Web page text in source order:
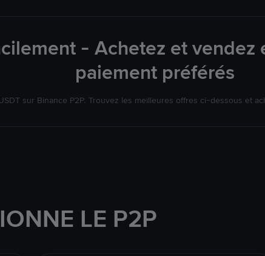
- Achetez et
paiement préférés
sur Binance P2P. Trouvez les meilleures offres ci-dessous et
LE P2P